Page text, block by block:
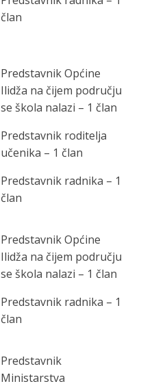
član
Predstavnik Općine
Ilidža na čijem području
se škola nalazi – 1 član
Predstavnik roditelja
učenika – 1 član
Predstavnik radnika – 1
član
Predstavnik Općine
Ilidža na čijem području
se škola nalazi – 1 član
Predstavnik radnika – 1
član
Predstavnik
Ministarstva